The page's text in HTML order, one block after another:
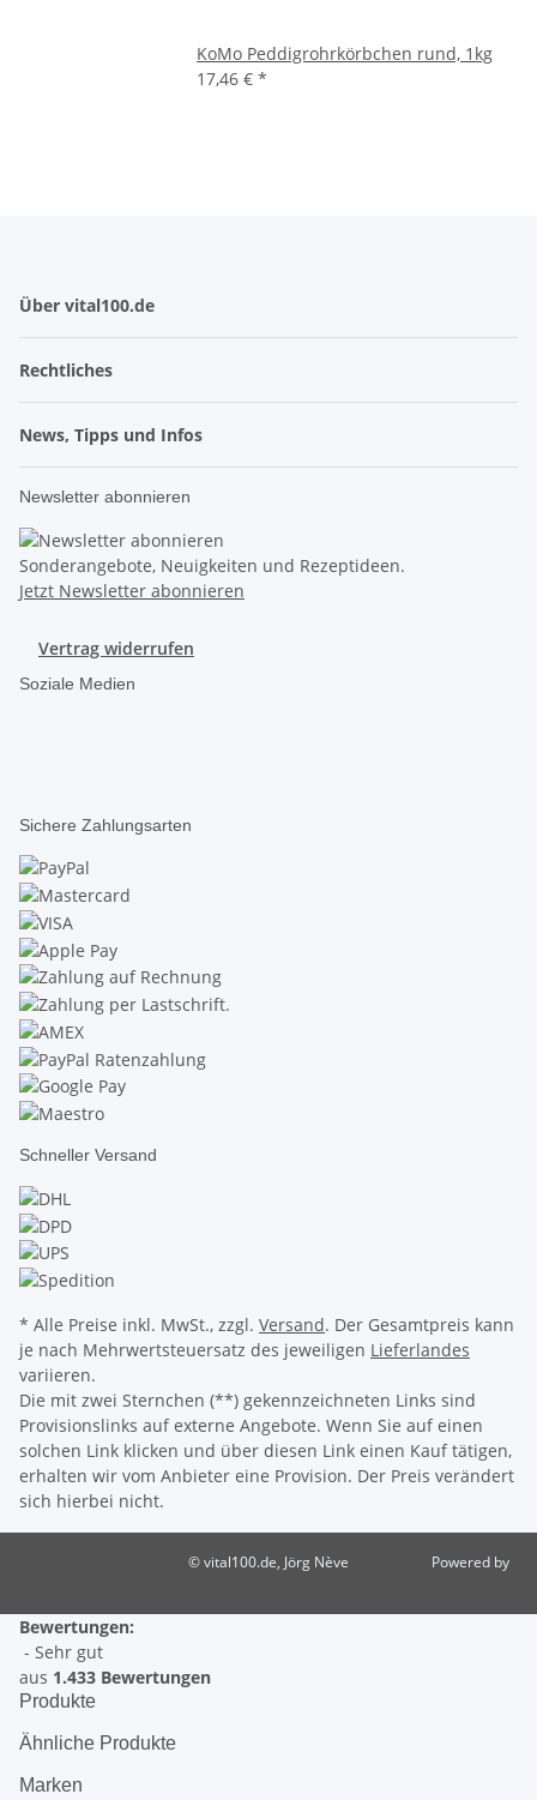
KoMo Peddigrohrkörbchen rund, 1kg
17,46 € *
Über vital100.de
Rechtliches
News, Tipps und Infos
Newsletter abonnieren
Sonderangebote, Neuigkeiten und Rezeptideen.
Jetzt Newsletter abonnieren
Vertrag widerrufen
Soziale Medien
Sichere Zahlungsarten
Schneller Versand
* Alle Preise inkl. MwSt., zzgl. Versand. Der Gesamtpreis kann
je nach Mehrwertsteuersatz des jeweiligen Lieferlandes
variieren.
Die mit zwei Sternchen (**) gekennzeichneten Links sind
Provisionslinks auf externe Angebote. Wenn Sie auf einen
solchen Link klicken und über diesen Link einen Kauf tätigen,
erhalten wir vom Anbieter eine Provision. Der Preis verändert
sich hierbei nicht.
© vital100.de, Jörg Nève
Powered by
Bewertungen:
- Sehr gut
aus 1.433 Bewertungen
Produkte
Ähnliche Produkte
Marken